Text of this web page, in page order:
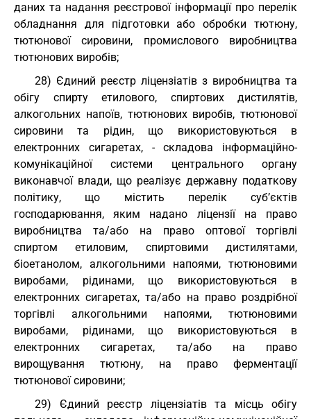
даних та надання реєстрової інформації про перелік
обладнання для підготовки або обробки тютюну,
тютюнової сировини, промислового виробництва
тютюнових виробів;
28) Єдиний реєстр ліцензіатів з виробництва та
обігу спирту етилового, спиртових дистилятів,
алкогольних напоїв, тютюнових виробів, тютюнової
сировини та рідин, що використовуються в
електронних сигаретах, - складова інформаційно-
комунікаційної системи центрального органу
виконавчої влади, що реалізує державну податкову
політику, що містить перелік суб’єктів
господарювання, яким надано ліцензії на право
виробництва та/або на право оптової торгівлі
спиртом етиловим, спиртовими дистилятами,
біоетанолом, алкогольними напоями, тютюновими
виробами, рідинами, що використовуються в
електронних сигаретах, та/або на право роздрібної
торгівлі алкогольними напоями, тютюновими
виробами, рідинами, що використовуються в
електронних сигаретах, та/або на право
вирощування тютюну, на право ферментації
тютюнової сировини;
29) Єдиний реєстр ліцензіатів та місць обігу